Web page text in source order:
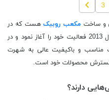
3
و ساخت مکعب روبیک هست که در
چین واقع‌شده است. این شرکت از سال 2013 فعالیت خود را آغاز نمود و در
مناسب و باکیفیت عالی به شهرت
گسترش محصولات خود است.
دارند؟